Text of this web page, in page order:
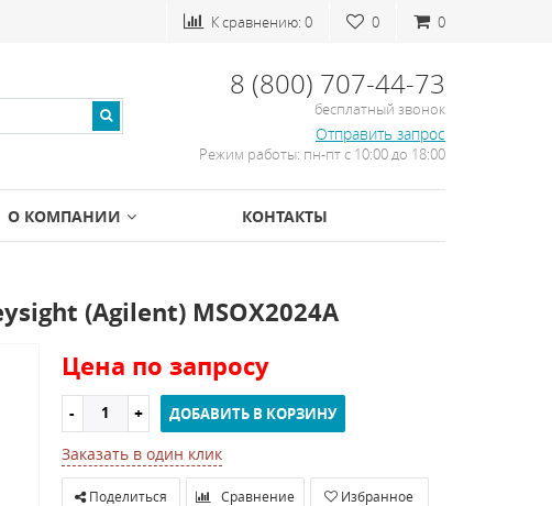
0
0
К сравнению: 0
8 (800) 707-44-73
бесплатный звонок
Отправить запрос
Режим работы: пн-пт с 10:00 до 18:00
О КОМПАНИИ КОНТАКТЫ
(Agilent) MSOX2024A
Цена по запросу
ДОБАВИТЬ В КОРЗИНУ
Заказать в один клик
Поделиться Сравнение Избранное